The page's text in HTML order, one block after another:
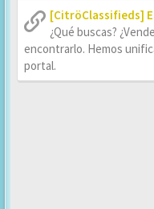
[CitröClassifieds]
¿Qué buscas?
encontrarlo. Hemos
portal.